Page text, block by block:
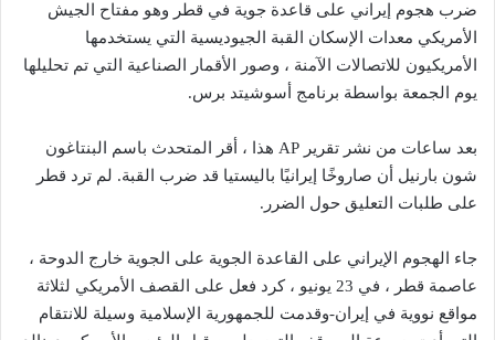
ضرب هجوم إيراني على قاعدة جوية في قطر وهو مفتاح الجيش
الأمريكي معدات الإسكان القبة الجيوديسية التي يستخدمها
الأمريكيون للاتصالات الآمنة ، وصور الأقمار الصناعية التي تم تحليلها
يوم الجمعة بواسطة برنامج أسوشيتد برس.
بعد ساعات من نشر تقرير AP هذا ، أقر المتحدث باسم البنتاغون
شون بارنيل أن صاروخًا إيرانيًا باليستيا قد ضرب القبة. لم ترد قطر
على طلبات التعليق حول الضرر.
جاء الهجوم الإيراني على القاعدة الجوية على الجوية خارج الدوحة ،
عاصمة قطر ، في 23 يونيو ، كرد فعل على القصف الأمريكي لثلاثة
مواقع نووية في إيران-وقدمت للجمهورية الإسلامية وسيلة للانتقام